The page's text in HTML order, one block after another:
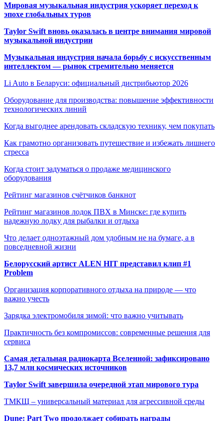
Мировая музыкальная индустрия ускоряет переход к
эпохе глобальных туров
Taylor Swift вновь оказалась в центре внимания мировой
музыкальной индустрии
Музыкальная индустрия начала борьбу с искусственным
интеллектом — рынок стремительно меняется
Li Auto в Беларуси: официальный дистрибьютор 2026
Оборудование для производства: повышение эффективности
технологических линий
Когда выгоднее арендовать складскую технику, чем покупать
Как грамотно организовать путешествие и избежать лишнего
стресса
Когда стоит задуматься о продаже медицинского
оборудования
Рейтинг магазинов счётчиков банкнот
Рейтинг магазинов лодок ПВХ в Минске: где купить
надежную лодку для рыбалки и отдыха
Что делает одноэтажный дом удобным не на бумаге, а в
повседневной жизни
Белорусский артист ALEN HIT представил клип #1
Problem
Организация корпоративного отдыха на природе — что
важно учесть
Зарядка электромобиля зимой: что важно учитывать
Практичность без компромиссов: современные решения для
сервиса
Самая детальная радиокарта Вселенной: зафиксировано
13,7 млн космических источников
Taylor Swift завершила очередной этап мирового тура
ТМКЩ – универсальный материал для агрессивной среды
Dune: Part Two продолжает собирать награды